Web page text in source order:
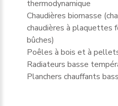
thermodynamique
Chaudières biomasse
chaudières à plaquettes
bûches)
Poêles à bois et à
Radiateurs basse
Planchers chauffants